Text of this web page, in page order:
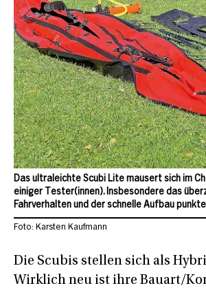
Die Scubis stellen sich als
Wirklich neu ist ihre Bauart/
Das ultraleichte Scubi Lite mausert sich im
einiger Tester(innen). Insbesondere das
Fahrverhalten und der schnelle Aufbau
Foto: Karsten Kaufmann